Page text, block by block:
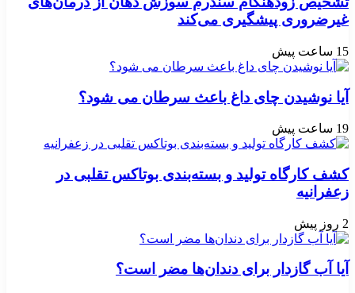
غیرضروری پیشگیری می‌کند
15 ساعت پیش
آیا نوشیدن چای داغ باعث سرطان می شود؟
19 ساعت پیش
کشف کارگاه تولید و بسته‌بندی بوتاکس تقلبی در
زعفرانیه
2 روز پیش
آیا آب گازدار برای دندان‌ها مضر است؟